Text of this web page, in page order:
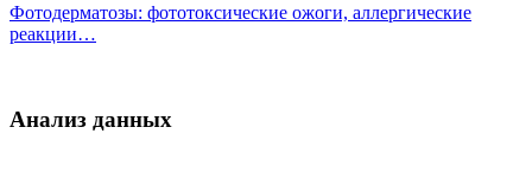
Фотодерматозы: фототоксические ожоги, аллергические
реакции…
Анализ данных